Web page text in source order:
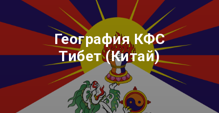
География КФС
Тибет (Китай)